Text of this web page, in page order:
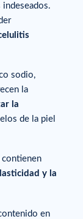
sodio,
la
la
de la piel
y la
en